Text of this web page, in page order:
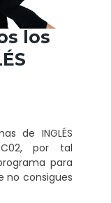
los
de INGLÉS
C02, por tal
para
no consigues